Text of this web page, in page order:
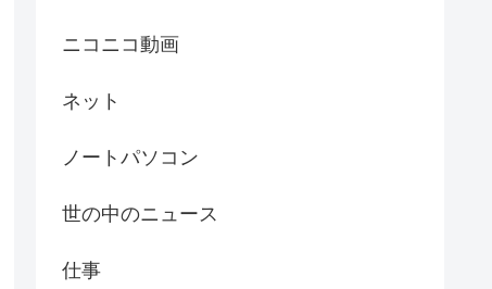
ニコニコ動画
ネット
ノートパソコン
世の中のニュース
仕事